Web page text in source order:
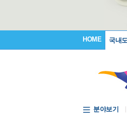
HOME 국내
분야보기